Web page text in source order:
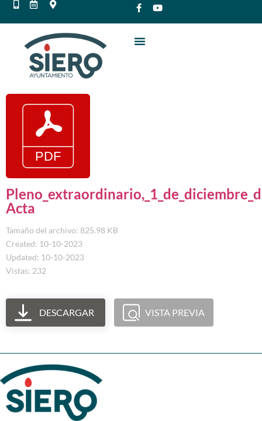
Acta
Tamaño del archivo: 825.98 KB
Created: 10-10-2023
Updated: 10-10-2023
Vistas: 232
DESCARGAR VISTA PREVIA